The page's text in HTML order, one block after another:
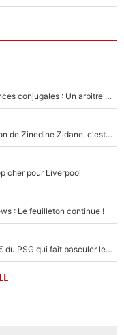
Des terrains de Ligue 1 au tribunal pour violences conjugales : Un arbitre français encourt une peine de 18 mois de prison !
Equipe de France : 10 jours après la nomination de Zinedine Zidane, c'est au tour de son fils de prendre un nouveau départ !
cher pour Liverpool
: Le feuilleton continue !
Akliouche, Mika Godts... La semaine à 100M€ du PSG qui fait basculer le mercato du PSG !